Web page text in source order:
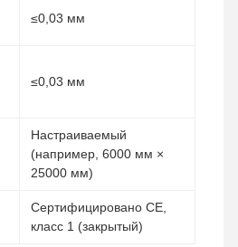
≤0,03 мм
≤0,03 мм
Настраиваемый
(например, 6000 мм ×
25000 мм)
Сертифицировано CE,
класс 1 (закрытый)